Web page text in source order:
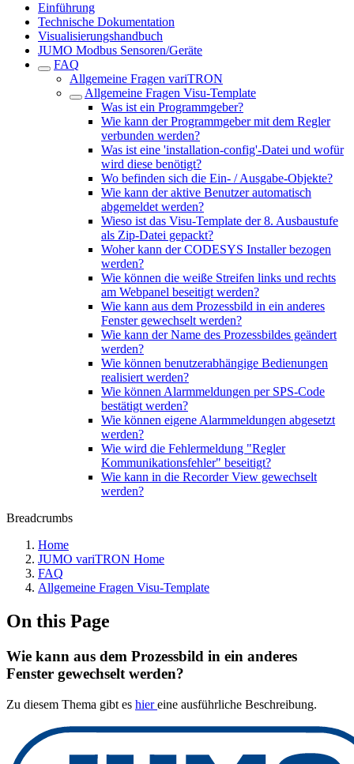
Einführung
Technische Dokumentation
Visualisierungshandbuch
JUMO Modbus Sensoren/Geräte
FAQ
Allgemeine Fragen variTRON
Allgemeine Fragen Visu-Template
Was ist ein Programmgeber?
Wie kann der Programmgeber mit dem Regler
verbunden werden?
Was ist eine 'installation-config'-Datei und wofür
wird diese benötigt?
Wo befinden sich die Ein- / Ausgabe-Objekte?
Wie kann der aktive Benutzer automatisch
abgemeldet werden?
Wieso ist das Visu-Template der 8. Ausbaustufe
als Zip-Datei gepackt?
Woher kann der CODESYS Installer bezogen
werden?
Wie können die weiße Streifen links und rechts
am Webpanel beseitigt werden?
Wie kann aus dem Prozessbild in ein anderes
Fenster gewechselt werden?
Wie kann der Name des Prozessbildes geändert
werden?
Wie können benutzerabhängige Bedienungen
realisiert werden?
Wie können Alarmmeldungen per SPS-Code
bestätigt werden?
Wie können eigene Alarmmeldungen abgesetzt
werden?
Wie wird die Fehlermeldung "Regler
Kommunikationsfehler" beseitigt?
Wie kann in die Recorder View gewechselt
werden?
Breadcrumbs
Home
JUMO variTRON Home
FAQ
Allgemeine Fragen Visu-Template
On this Page
Wie kann aus dem Prozessbild in ein anderes
Fenster gewechselt werden?
Zu diesem Thema gibt es hiereine ausführliche Beschreibung.